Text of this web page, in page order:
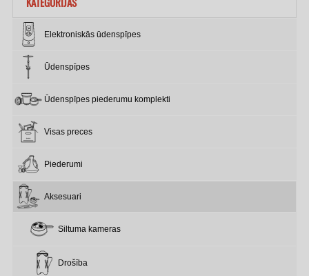
Elektroniskās ūdenspīpes
Ūdenspīpes
Ūdenspīpes piederumu komplekti
Visas preces
Piederumi
Aksesuari
Siltuma kameras
Drošība